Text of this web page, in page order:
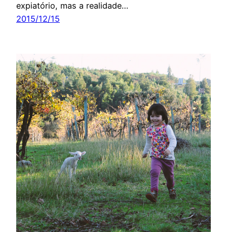
expiatório, mas a realidade…
2015/12/15